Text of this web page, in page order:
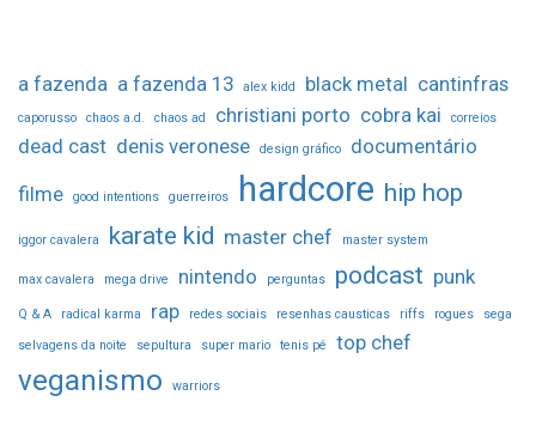
a fazenda a fazenda 13 alex kidd black metal cantinfras
caporusso chaos a.d. chaos ad christiani porto cobra kai correios
dead cast denis veronese design gráfico
documentário
filme
good intentions guerreiros hardcore hip hop
iggor cavalera karate kid master chef master system
max cavalera mega drive nintendo perguntas podcast punk
Q & A radical karma rap redes sociais resenhas causticas riffs rogues
sega
selvagens da noite
sepultura super mario tenis pé top chef
veganismo warriors